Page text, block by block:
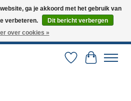
Snelle verzending via PostNL en DHL.
mail om een afspraak te maken. 0251-
Verlanglijst
ga je akkoord met het gebruik van
verbeteren.
Dit bericht verbergen
over cookies »